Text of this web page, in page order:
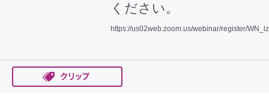
ください。
https://us02web.zoom.us/webinar/register/